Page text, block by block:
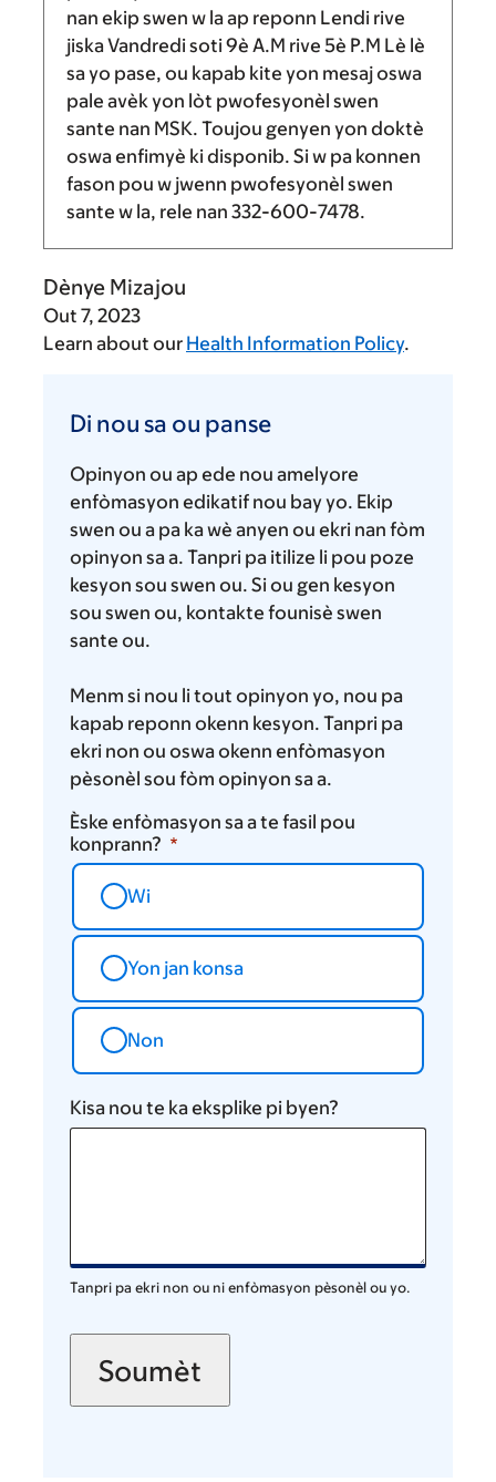
nan ekip swen w la ap reponn Lendi rive
jiska Vandredi soti9è A.M rive 5è P.M Lè lè
sa yo pase, ou kapab kite yon mesaj oswa
pale avèk yon lòt pwofesyonèl swen
sante nan MSK. Toujou genyen yon doktè
oswa enfimyè ki disponib. Si w pa konnen
fason pou w jwenn pwofesyonèl swen
sante w la, rele nan 332-600-7478.
Dènye Mizajou
Out 7, 2023
Learn about our Health Information Policy.
nou
ou
panse
Di nou sa ou panse
Opinyon ou ap ede nou amelyore
enfòmasyon edikatif nou bay yo. Ekip
swen ou a pa ka wè anyen ou ekri nan fòm
opinyon sa a. Tanpri pa itilize li pou poze
kesyon sou swen ou. Si ou gen kesyon
sou swen ou, kontakte founisè swen
sante ou.
Menm si nou li tout opinyon yo, nou pa
kapab reponn okenn kesyon. Tanpri pa
ekri non ou oswa okenn enfòmasyon
pèsonèl sou fòm opinyon sa a.
Èske enfòmasyon sa a te fasil pou
konprann?
Wi
Yon jan konsa
Non
Kisa nou te ka eksplike pi byen?
Tanpri pa ekri non ou ni enfòmasyon pèsonèl ou yo.